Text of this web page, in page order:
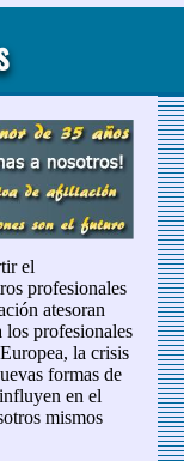
el
profesionales
atesoran
los profesionales
la crisis
formas de
en el
mismos